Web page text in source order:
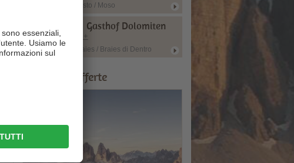
Sesto / Moso
Gasthof Dolomiten
CIN +
Braies / Braies di Dentro
Consigli & Offerte